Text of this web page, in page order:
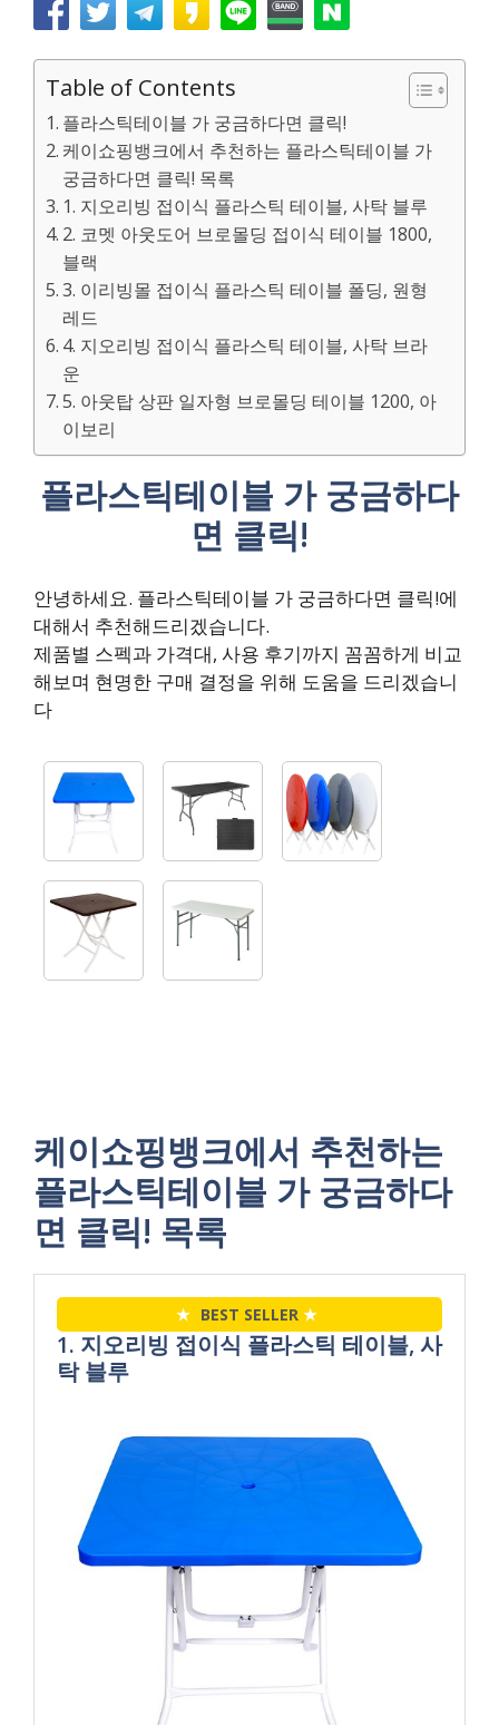
Table of Contents
플라스틱테이블 가 궁금하다면 클릭!
케이쇼핑뱅크에서 추천하는 플라스틱테이블 가
궁금하다면 클릭! 목록
1. 지오리빙 접이식 플라스틱 테이블, 사탁 블루
2. 코멧 아웃도어 브로몰딩 접이식 테이블 1800,
블랙
3. 이리빙몰 접이식 플라스틱 테이블 폴딩, 원형
레드
4. 지오리빙 접이식 플라스틱 테이블, 사탁 브라
운
5. 아웃탑 상판 일자형 브로몰딩 테이블 1200, 아
이보리
플라스틱테이블 가 궁금하다
면 클릭!
안녕하세요. 플라스틱테이블 가 궁금하다면 클릭!에
대해서 추천해드리겠습니다.
제품별 스펙과 가격대, 사용 후기까지 꼼꼼하게 비교
해보며 현명한 구매 결정을 위해 도움을 드리겠습니
다
케이쇼핑뱅크에서 추천하는
플라스틱테이블 가 궁금하다
면 클릭! 목록
★ BEST SELLER ★
1. 지오리빙 접이식 플라스틱 테이블, 사
탁 블루